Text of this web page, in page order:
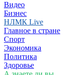
Видео
Бизнес
НЛМК Live
Главное в стране
Спорт
Экономика
Политика
Здоровье